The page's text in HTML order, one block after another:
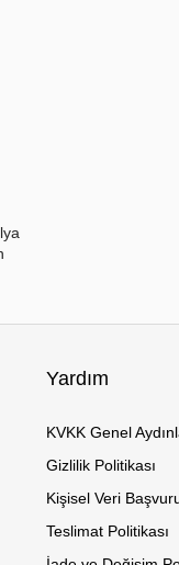
Yardım
KVKK Genel
Gizlilik Politikası
Kişisel Veri
Teslimat Politikası